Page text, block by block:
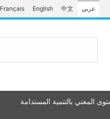
عربي 中文
English
Français
المعني بالتنمية المستدامة